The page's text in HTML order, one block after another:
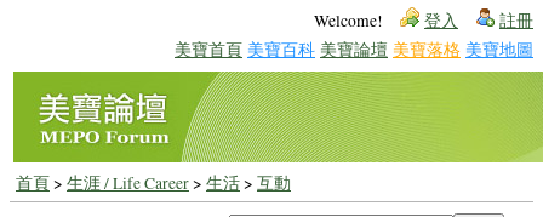
Welcome! 登入 註冊
美寶首頁 美寶百科 美寶論壇 美寶落格 美寶地圖
首頁> 生涯 / Life Career> 生活> 互動